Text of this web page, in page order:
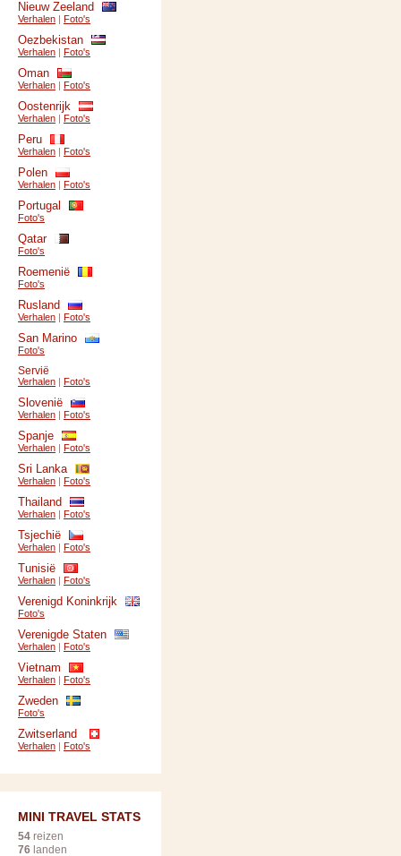
Nieuw Zeeland
Verhalen | Foto's
Oezbekistan
Verhalen | Foto's
Oman
Verhalen | Foto's
Oostenrijk
Verhalen | Foto's
Peru
Verhalen | Foto's
Polen
Verhalen | Foto's
Portugal
Foto's
Qatar
Foto's
Roemenië
Foto's
Rusland
Verhalen | Foto's
San Marino
Foto's
Servië
Verhalen | Foto's
Slovenië
Verhalen | Foto's
Spanje
Verhalen | Foto's
Sri Lanka
Verhalen | Foto's
Thailand
Verhalen | Foto's
Tsjechië
Verhalen | Foto's
Tunisië
Verhalen | Foto's
Verenigd Koninkrijk
Foto's
Verenigde Staten
Verhalen | Foto's
Vietnam
Verhalen | Foto's
Zweden
Foto's
Zwitserland
Verhalen | Foto's
MINI TRAVEL STATS
54 reizen
76 landen